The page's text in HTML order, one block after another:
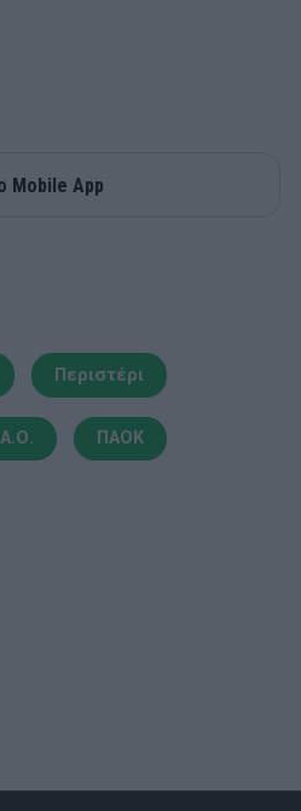
Mobile App
Περιστέρι
ΠΑΟΚ